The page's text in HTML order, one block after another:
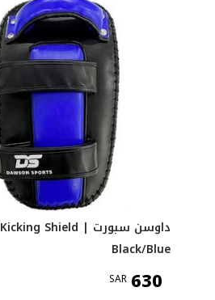
داوسن سبورت Kicking Shield |
Black/Blue
SAR 630